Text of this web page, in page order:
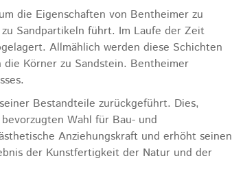
die Eigenschaften von Bentheimer zu
Sandpartikeln führt. Im Laufe der Zeit
Allmählich werden diese Schichten
Körner zu Sandstein. Bentheimer
Bestandteile zurückgeführt. Dies,
Wahl für Bau- und
Anziehungskraft und erhöht seinen
der Kunstfertigkeit der Natur und der